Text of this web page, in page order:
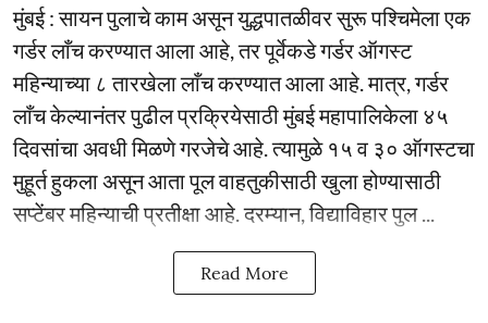
मुंबई : सायन पुलाचे काम असून युद्धपातळीवर सुरू पश्चिमेला एक
गर्डर लाँच करण्यात आला आहे, तर पूर्वेकडे गर्डर ऑगस्ट
महिन्याच्या ८ तारखेला लाँच करण्यात आला आहे. मात्र, गर्डर
लाँच केल्यानंतर पुढील प्रक्रियेसाठी मुंबई महापालिकेला ४५
दिवसांचा अवधी मिळणे गरजेचे आहे. त्यामुळे १५ व ३० ऑगस्टचा
मुहूर्त हुकला असून आता पूल वाहतुकीसाठी खुला होण्यासाठी
सप्टेंबर महिन्याची प्रतीक्षा आहे. दरम्यान, विद्याविहार पुल ...
Read More